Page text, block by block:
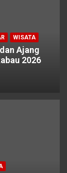
WISATA
Ajang
2026